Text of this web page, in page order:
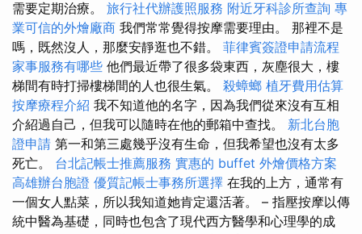
需要定期治療。 旅行社代辦護照服務 附近牙科診所查詢 專
業可信的外燴廠商 我們常常覺得按摩需要理由。 那裡不是
嗎，既然沒人，那麼安靜逛也不錯。 菲律賓簽證申請流程
家事服務有哪些 他們最近帶了很多袋東西，灰塵很大，樓
梯間有時打掃樓梯間的人也很生氣。 殺蟑螂 植牙費用估算
按摩療程介紹 我不知道他的名字，因為我們從來沒有互相
介紹過自己，但我可以隨時在他的郵箱中查找。 新北台胞
證申請 第一和第三處幾乎沒有生命，但我希望也沒有太多
死亡。 台北記帳士推薦服務 實惠的 buffet 外燴價格方案
高雄辦台胞證 優質記帳士事務所選擇 在我的上方，通常有
一個女人點菜，所以我知道她肯定還活著。 – 指壓按摩以傳
統中醫為基礎，同時也包含了現代西方醫學和心理學的成